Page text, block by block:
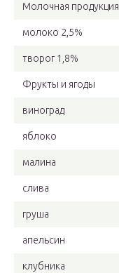
Молочная продукция
молоко 2,5%
творог 1,8%
Фрукты и ягоды
виноград
яблоко
малина
слива
груша
апельсин
клубника